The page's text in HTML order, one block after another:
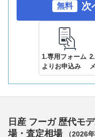
無料 次
1.専用フォーム
よりお申込み
日産 フーガ 歴代モ
場・査定相場
（2026年